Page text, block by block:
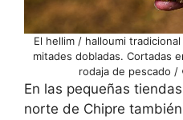
El hellim / halloumi
mitades dobladas. Cortadas
rodaja de pescado
En las pequeñas
norte de Chipre